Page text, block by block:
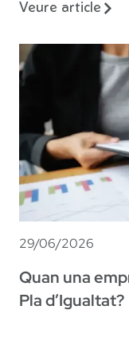
Veure article
29/06/2026
Quan una
Pla d’Igualtat?